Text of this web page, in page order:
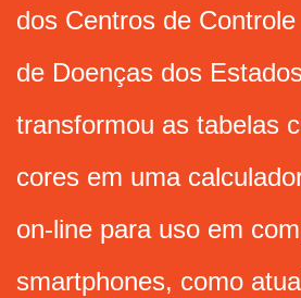
dos Centros de
de Doenças dos
transformou as tabelas
cores em uma
on-line para uso em
smartphones, como